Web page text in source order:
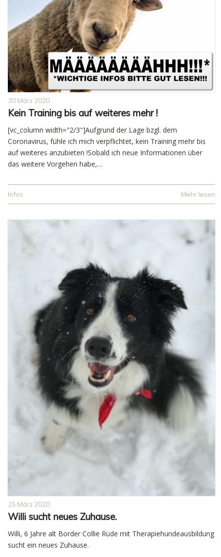
30 März 2020
Kein Training bis auf weiteres mehr !
[vc_column width="2/3"]Aufgrund der Lage bzgl. dem
Coronavirus, fühle ich mich verpflichtet, kein Training mehr bis
auf weiteres anzubieten !Sobald ich neue Informationen über
das weitere Vorgehen habe,…
Infos Mehr lesen
15 März 2020
Willi sucht neues Zuhause.
Willi, 6 Jahre alt Border Collie Rüde mit Therapiehundeausbildung
sucht ein neues Zuhause.